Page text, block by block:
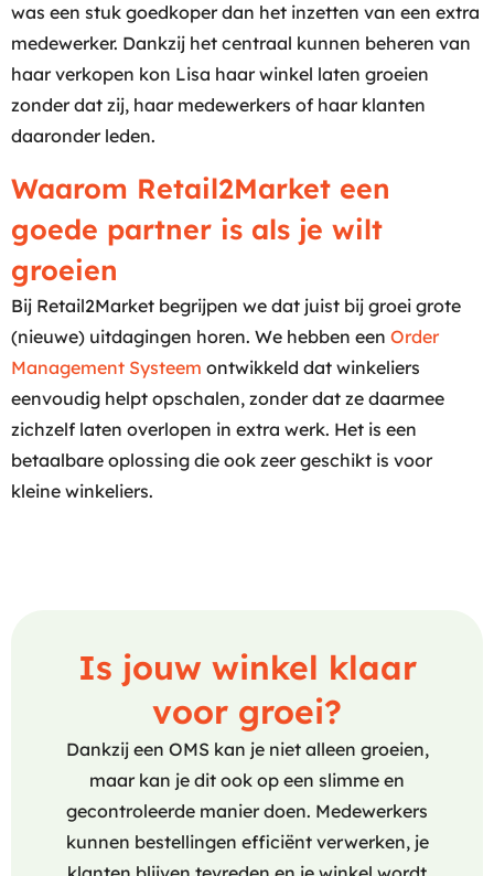
was een stuk goedkoper dan het inzetten van een extra
medewerker. Dankzij het centraal kunnen beheren van
haar verkopen kon Lisa haar winkel laten groeien
zonder dat zij, haar medewerkers of haar klanten
daaronder leden.
Waarom Retail2Market een
goede partner is als je wilt
groeien
Bij Retail2Market begrijpen we dat juist bij groei grote
(nieuwe) uitdagingen horen. We hebben een Order
Management Systeem ontwikkeld dat winkeliers
eenvoudig helpt opschalen, zonder dat ze daarmee
zichzelf laten overlopen in extra werk. Het is een
betaalbare oplossing die ook zeer geschikt is voor
kleine winkeliers.
Is jouw winkel klaar
voor groei?
Dankzij een OMS kan je niet alleen groeien,
maar kan je dit ook op een slimme en
gecontroleerde manier doen. Medewerkers
kunnen bestellingen efficiënt verwerken, je